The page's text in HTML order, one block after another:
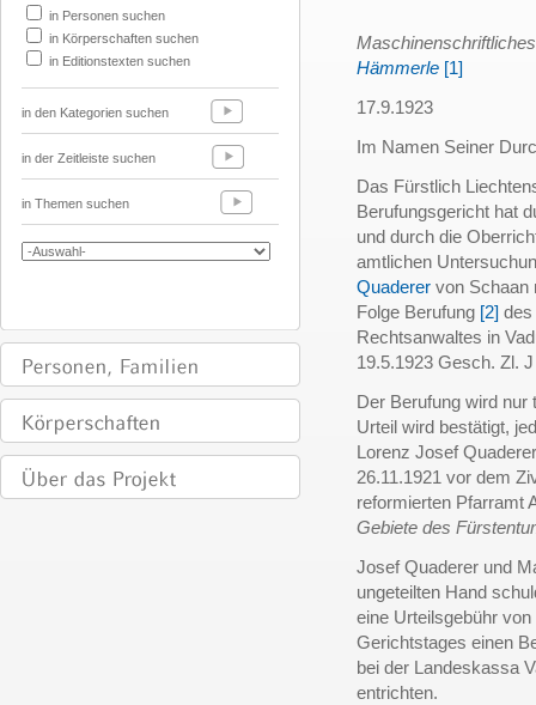
in Personen suchen
in Körperschaften suchen
in Editionstexten suchen
in den Kategorien suchen
in der Zeitleiste suchen
in Themen suchen
Hämmerle [1]
17.9.1923
Im Namen Seiner
Das Fürstlich
Berufungsgericht hat
und durch die
amtlichen
Quaderer von
Folge Berufung [2] des
Rechtsanwaltes in
19.5.1923 Gesch. Zl.
Der Berufung wird nur
Urteil wird bestätigt,
Lorenz Josef
26.11.1921 vor dem
reformierten Pfarramt
Gebiete des
Josef Quaderer und
ungeteilten Hand
eine Urteilsgebühr
Gerichtstages einen
bei der Landeskassa
entrichten.